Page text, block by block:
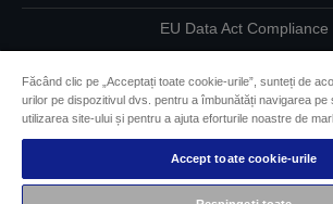
EU Data Act Compliance
Informaţii despre modulele
Angajamentul Epson pe linie de
Făcând clic pe „Acceptați toate cookie-urile”, sunteți de
urilor pe dispozitivul dvs. pentru a îmbunătăți navigarea pe
utilizarea site-ului și pentru a ajuta eforturile noastre de
Accept toate cookie-urile